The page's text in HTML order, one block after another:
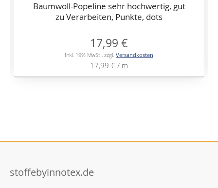
Baumwoll-Popeline sehr hochwertig, gut
zu Verarbeiten, Punkte, dots
17,99 €
Inkl. 19% MwSt., zzgl. Versandkosten
17,99 € / m
stoffebyinnotex.de